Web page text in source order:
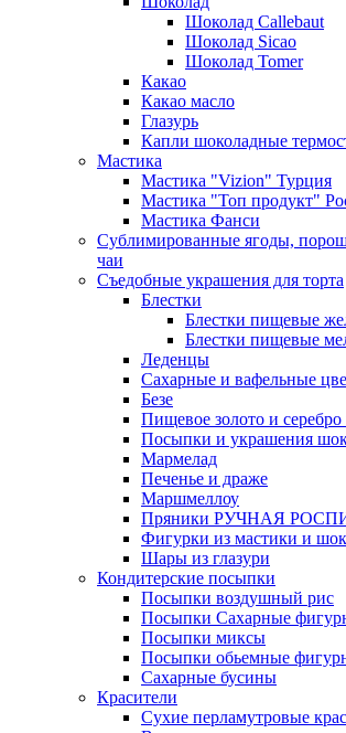
Шоколад Callebaut
Шоколад Sicao
Шоколад Tomer
Какао
Какао масло
Глазурь
Капли шоколадные
Мастика
Мастика "Vizion" Турция
Мастика "Топ продукт"
Мастика Фанси
Сублимированные ягоды,
чаи
Съедобные украшения для торта
Блестки
Блестки пищевые
Блестки пищевые
Леденцы
Сахарные и вафельные
Безе
Пищевое золото и серебро
Посыпки и украшения
Мармелад
Печенье и драже
Маршмеллоу
Пряники РУЧНАЯ
Фигурки из мастики и
Шары из глазури
Кондитерские посыпки
Посыпки воздушный рис
Посыпки Сахарные
Посыпки миксы
Посыпки обьемные
Сахарные бусины
Красители
Сухие перламутровые